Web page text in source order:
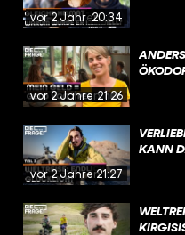
vor 2 Jahren20:34
vor 2 Jahren21:26
vor 2 Jahren21:27
KANN